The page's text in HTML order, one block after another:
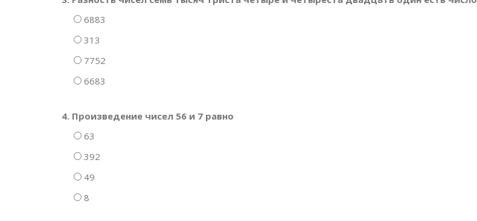
6883
313
7752
6683
4. Произведение чисел 56 и 7 равно
63
392
49
8